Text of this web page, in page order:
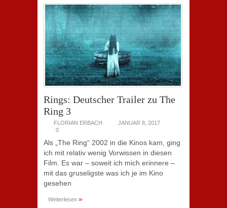
Rings: Deutscher Trailer zu The
Ring 3
FLORIAN ERBACH
JANUAR 8, 2017
0
Als „The Ring“ 2002 in die Kinos kam, ging
ich mit relativ wenig Vorwissen in diesen
Film. Es war – soweit ich mich erinnere –
mit das gruseligste was ich je im Kino
gesehen
Weiterlesen »